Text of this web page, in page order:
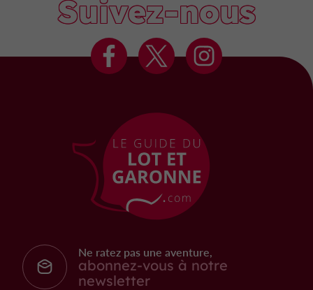
Suivez-nous
Ne ratez pas une aventure,
abonnez-vous à notre
newsletter